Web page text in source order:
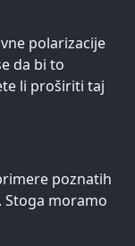
polarizacije
da bi to
li proširiti taj
poznatih
Stoga moramo